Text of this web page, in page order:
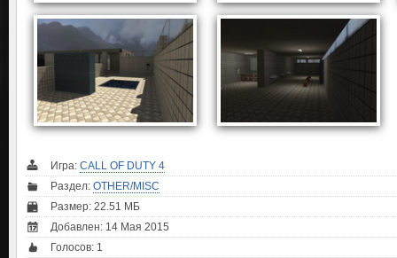
Игра: CALL OF DUTY 4
Раздел: OTHER/MISC
Размер: 22.51 МБ
Добавлен: 14 Мая 2015
Голосов: 1